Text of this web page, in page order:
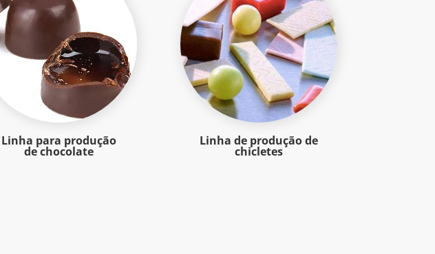
Linha para produção
de chocolate
Linha de produção de
chicletes